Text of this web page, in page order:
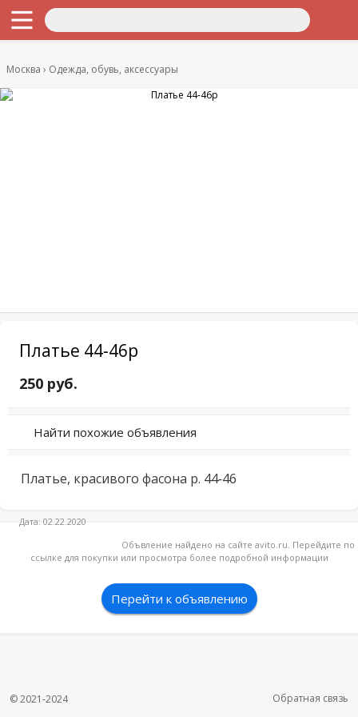
Москва Одежда, обувь, аксессуары
Платье 44-46р
250 руб.
Найти похожие объявления
Платье, красивого фасона р. 44-46
Дата: 02.22.2020
Объвление найдено на сайте avito.ru. Перейдите по
ссылке для покупки или просмотра более подробной информации
Перейти к объявлению
© 2021-2024 Обратная связь